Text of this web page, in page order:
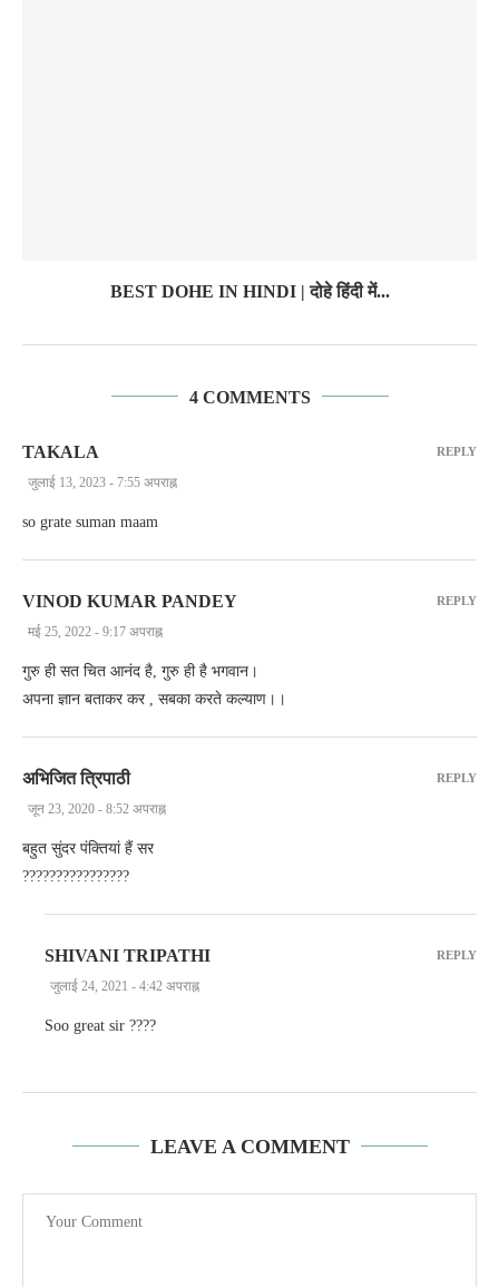
BEST DOHE IN HINDI | दोहे हिंदी में...
4 COMMENTS
TAKALA
जुलाई 13, 2023 - 7:55 अपराह्न
so grate suman maam
REPLY
VINOD KUMAR PANDEY
मई 25, 2022 - 9:17 अपराह्न
गुरु ही सत चित आनंद है, गुरु ही है भगवान।
अपना ज्ञान बताकर कर , सबका करते कल्याण।।
REPLY
अभिजित त्रिपाठी
जून 23, 2020 - 8:52 अपराह्न
बहुत सुंदर पंक्तियां हैं सर
????????????????
REPLY
SHIVANI TRIPATHI
जुलाई 24, 2021 - 4:42 अपराह्न
Soo great sir ????
REPLY
LEAVE A COMMENT